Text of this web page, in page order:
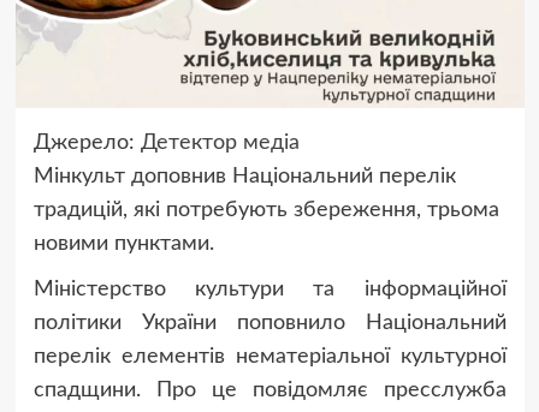
Джерело: Детектор медіа
Мінкульт доповнив Національний перелік
традицій, які потребують збереження, трьома
новими пунктами.
Міністерство культури та інформаційної
політики України поповнило Національний
перелік елементів нематеріальної культурної
спадщини. Про це повідомляє пресслужба